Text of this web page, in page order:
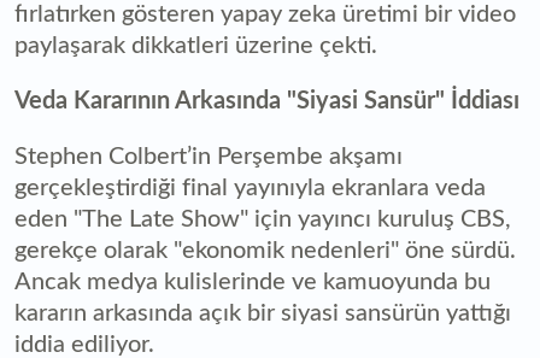
fırlatırken gösteren yapay zeka üretimi bir video
paylaşarak dikkatleri üzerine çekti.
Veda Kararının Arkasında "Siyasi Sansür" İddiası
Stephen Colbert’in Perşembe akşamı
gerçekleştirdiği final yayınıyla ekranlara veda
eden "The Late Show" için yayıncı kuruluş CBS,
gerekçe olarak "ekonomik nedenleri" öne sürdü.
Ancak medya kulislerinde ve kamuoyunda bu
kararın arkasında açık bir siyasi sansürün yattığı
iddia ediliyor.